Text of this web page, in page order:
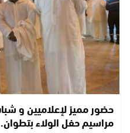
حضور مميز لإعلاميين و
مراسيم حفل الولاء